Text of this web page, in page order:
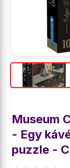
Museum
- Egy
puzzle -